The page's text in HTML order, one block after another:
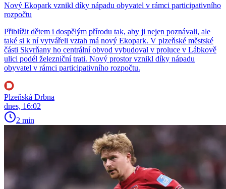
Nový Ekopark vznikl díky nápadu obyvatel v rámci participativního
rozpočtu
Přiblížit dětem i dospělým přírodu tak, aby ji nejen poznávali, ale
také si k ní vytvářeli vztah má nový Ekopark. V plzeňské městské
části Skvrňany ho centrální obvod vybudoval v proluce v Lábkově
ulici podél železniční trati. Nový prostor vznikl díky nápadu
obyvatel v rámci participativního rozpočtu.
Plzeňská Drbna
dnes, 16:02
2 min